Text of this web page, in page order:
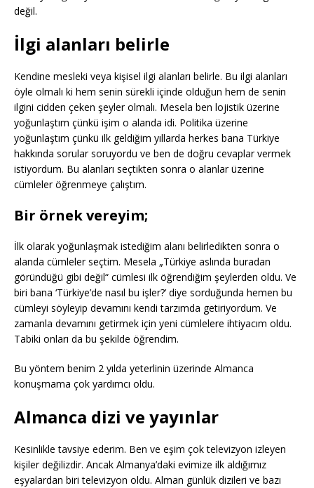
değil.
İlgi alanları belirle
Kendine mesleki veya kişisel ilgi alanları belirle. Bu ilgi alanları
öyle olmalı ki hem senin sürekli içinde olduğun hem de senin
ilgini cidden çeken şeyler olmalı. Mesela ben lojistik üzerine
yoğunlaştım çünkü işim o alanda idi. Politika üzerine
yoğunlaştım çünkü ilk geldiğim yıllarda herkes bana Türkiye
hakkında sorular soruyordu ve ben de doğru cevaplar vermek
istiyordum. Bu alanları seçtikten sonra o alanlar üzerine
cümleler öğrenmeye çalıştım.
Bir örnek vereyim;
İlk olarak yoğunlaşmak istediğim alanı belirledikten sonra o
alanda cümleler seçtim. Mesela „Türkiye aslında buradan
göründüğü gibi değil“ cümlesi ilk öğrendiğim şeylerden oldu. Ve
biri bana ‘Türkiye’de nasıl bu işler?’ diye sorduğunda hemen bu
cümleyi söyleyip devamını kendi tarzımda getiriyordum. Ve
zamanla devamını getirmek için yeni cümlelere ihtiyacım oldu.
Tabiki onları da bu şekilde öğrendim.
Bu yöntem benim 2 yılda yeterlinin üzerinde Almanca
konuşmama çok yardımcı oldu.
Almanca dizi ve yayınlar
Kesinlikle tavsiye ederim. Ben ve eşim çok televizyon izleyen
kişiler değilizdir. Ancak Almanya’daki evimize ilk aldığımız
eşyalardan biri televizyon oldu. Alman günlük dizileri ve bazı